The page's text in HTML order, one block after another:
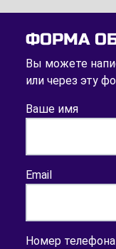
ФОРМА
Вы можете
или через эту
Ваше имя
Email
Номер телефона